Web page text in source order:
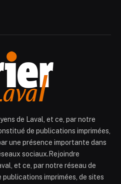
de Laval, et ce, par notre
de publications imprimées,
une présence importante dans
sociaux.Rejoindre
et ce, par notre réseau de
imprimées, de sites